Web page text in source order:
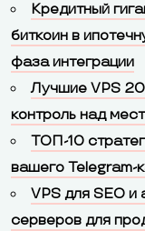
Кредитный
биткоин в
фаза интеграции
Лучшие VPS
контроль над
ТОП-10
вашего Telegram-
VPS для SEO
серверов для